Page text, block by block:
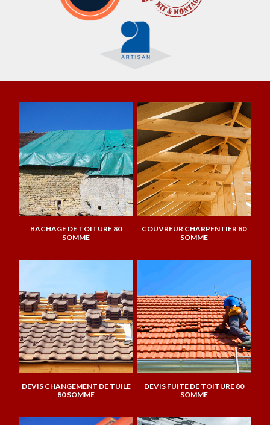
BACHAGE DE TOITURE 80
SOMME
COUVREUR CHARPENTIER 80
SOMME
DEVIS CHANGEMENT DE TUILE
80 SOMME
DEVIS FUITE DE TOITURE 80
SOMME